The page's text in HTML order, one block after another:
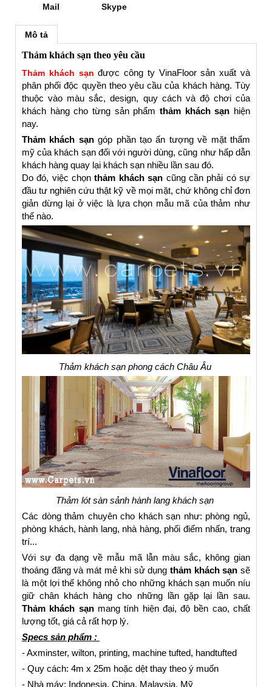
Mail Skype
Mô tả
Thảm khách sạn theo yêu cầu
Thảm khách sạn được công ty VinaFloor sản xuất và
phân phối độc quyền theo yêu cầu của khách hàng. Tùy
thuộc vào màu sắc, design, quy cách và độ chơi của
khách hàng cho từng sản phẩm thảm khách sạn hiện
nay.
Thảm khách sạngóp phần tạo ấn tượng về mặt thẩm
mỹ của khách sạn đối với người dùng, cũng như hấp dẫn
khách hàng quay lại khách sạn nhiều lần sau đó.
Do đó, việc chọnthảm khách sạn cũng cần phải có sự
đầu tư nghiên cứu thật kỹ về mọi mặt, chứ không chỉ đơn
giản dừng lại ở việc là lựa chọn mẫu mã của thảm như
thế nào.
Thảm khách sạn phong cách Châu Âu
Thảm lót sàn sảnh hành lang khách sạn
Các dòng thảm chuyên cho khách sạn như: phòng ngủ,
phòng khách, hành lang, nhà hàng, phối điểm nhấn, trang
trí...
Với sự đa dạng về mẫu mã lẫn màu sắc, không gian
thoáng đãng và mát mẻ khi sử dụngthảm khách sạn sẽ
là một lợi thế không nhỏ cho những khách sạn muốn níu
giữ chân khách hàng cho những lần gặp lại lần sau.
Thảm khách sạnmang tính hiện đại, độ bền cao, chất
lượng tốt, giá cả rất hợp lý.
Specs sản phẩm :
- Axminster, wilton, printing, machine tufted, handtufted
- Quy cách: 4m x 25m hoặc dệt thay theo ý muốn
- Nhà máy: Indonesia, China, Malaysia, Mỹ